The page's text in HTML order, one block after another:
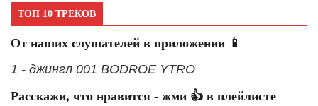
ТОП 10 ТРЕКОВ
От наших слушателей в приложении 📱
1 - джингл 001 BODROE YTRO
Расскажи, что нравится - жми 👍 в плейлисте